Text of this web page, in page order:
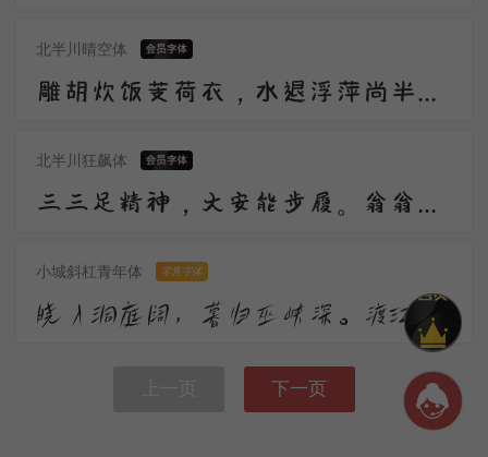
北半川晴空体
雕胡炊饭芰荷衣，水退浮萍尚半扉。莫为风波羡平地，人间处处是危机。
北半川狂飙体
三三足精神，大安能步履。翁翁虽旧识，伎俩非昔比。
小城斜杠青年体 零售字体
晓入洞庭阔，暮归巫峡深。渡江随鸟影，拥树隔猿吟。莫隐高唐去，枯苗待作霖。
下一页